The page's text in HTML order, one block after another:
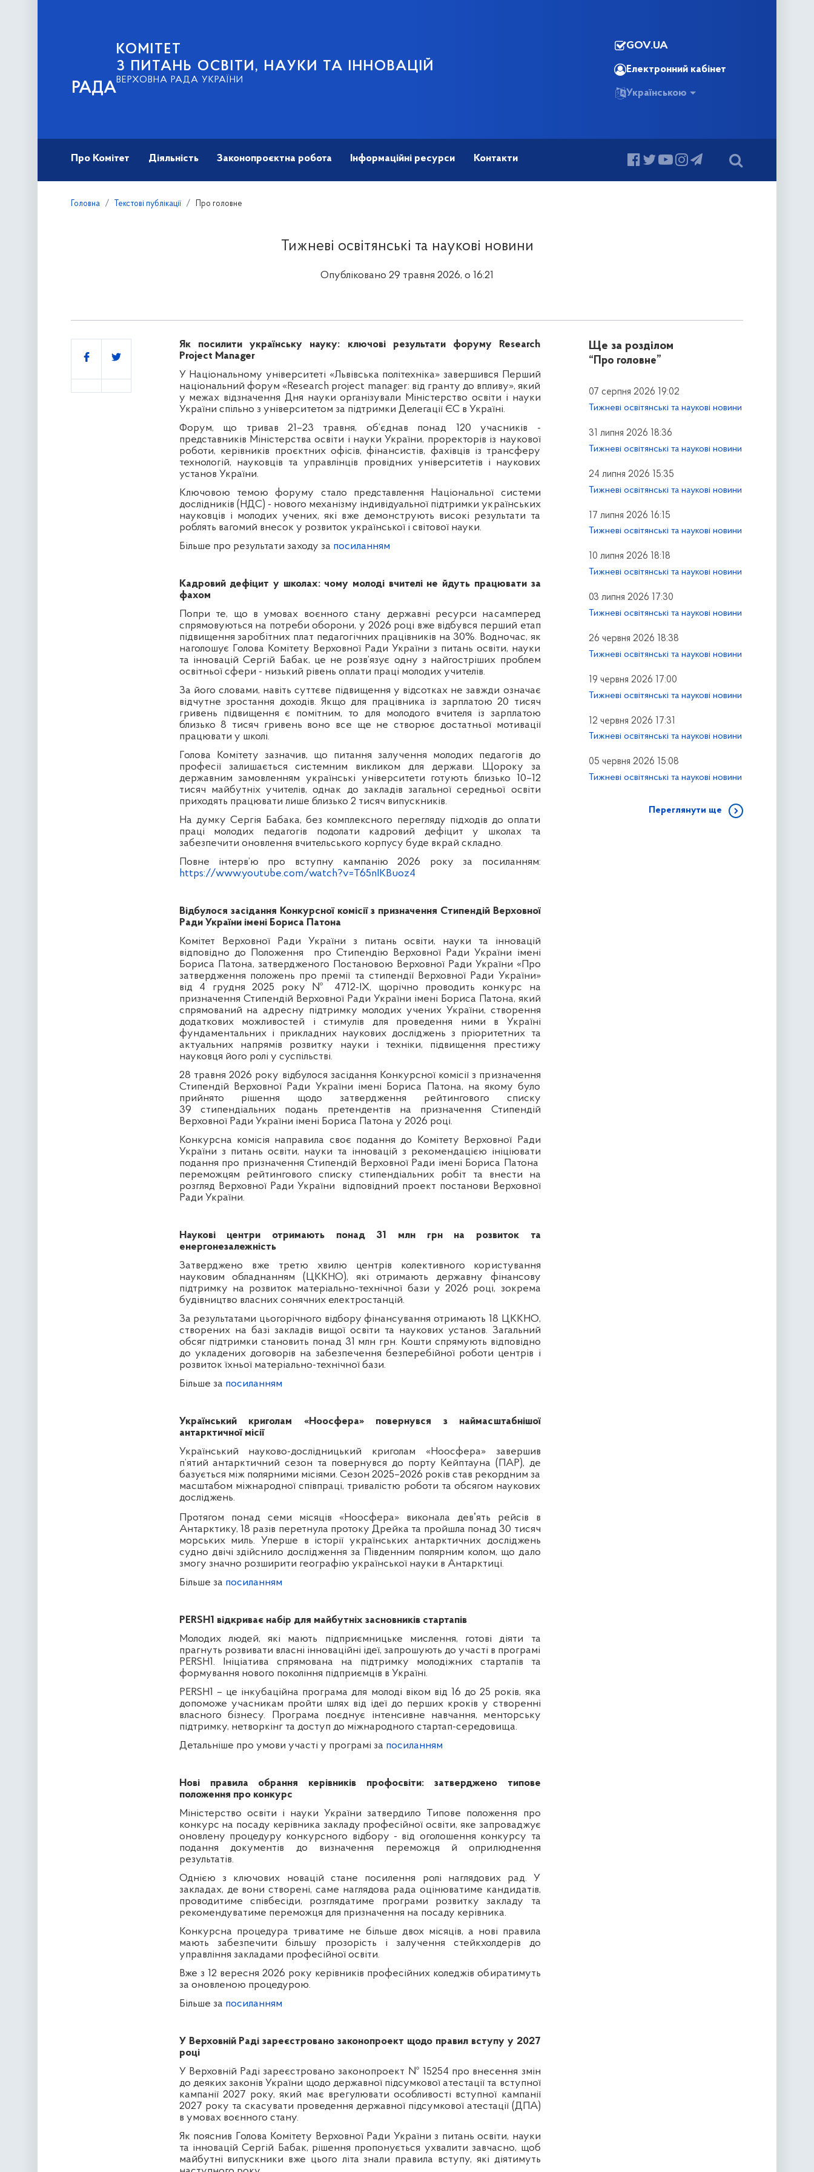
РАДА
КОМІТЕТ
З ПИТАНЬ ОСВІТИ, НАУКИ ТА ІННОВАЦІЙ
ВЕРХОВНА РАДА УКРАЇНИ
GOV.UA
Електронний кабінет
Українською
Про Комітет Діяльність Законопроєктна робота Інформаційні ресурси Контакти
Головна Текстові публікації Про головне
Тижневі освітянські та наукові новини
Опубліковано 29 травня 2026, о 16:21
Як посилити українську науку: ключові результати форуму Research
Project Manager
У Національному університеті «Львівська політехніка» завершився Перший
національний форум «Research project manager: від гранту до впливу», який
у межах відзначення Дня науки організували Міністерство освіти і науки
України спільно з університетом за підтримки Делегації ЄС в Україні.
Форум, що тривав 21–23 травня, об’єднав понад 120 учасників -
представників Міністерства освіти і науки України, проректорів із наукової
роботи, керівників проєктних офісів, фінансистів, фахівців із трансферу
технологій, науковців та управлінців провідних університетів і наукових
установ України.
Ключовою темою форуму стало представлення Національної системи
дослідників (НДС) - нового механізму індивідуальної підтримки українських
науковців і молодих учених, які вже демонструють високі результати та
роблять вагомий внесок у розвиток української і світової науки.
Більше про результати заходу за посиланням
Кадровий дефіцит у школах: чому молоді вчителі не йдуть працювати за
фахом
Попри те, що в умовах воєнного стану державні ресурси насамперед
спрямовуються на потреби оборони, у 2026 році вже відбувся перший етап
підвищення заробітних плат педагогічних працівників на 30%. Водночас, як
наголошує Голова Комітету Верховної Ради України з питань освіти, науки
та інновацій Сергій Бабак, це не розв’язує одну з найгостріших проблем
освітньої сфери - низький рівень оплати праці молодих учителів.
За його словами, навіть суттєве підвищення у відсотках не завжди означає
відчутне зростання доходів. Якщо для працівника із зарплатою 20 тисяч
гривень підвищення є помітним, то для молодого вчителя із зарплатою
близько 8 тисяч гривень воно все ще не створює достатньої мотивації
працювати у школі.
Голова Комітету зазначив, що питання залучення молодих педагогів до
професії залишається системним викликом для держави. Щороку за
державним замовленням українські університети готують близько 10–12
тисяч майбутніх учителів, однак до закладів загальної середньої освіти
приходять працювати лише близько 2 тисяч випускників.
На думку Сергія Бабака, без комплексного перегляду підходів до оплати
праці молодих педагогів подолати кадровий дефіцит у школах та
забезпечити оновлення вчительського корпусу буде вкрай складно.
Повне інтерв’ю про вступну кампанію 2026 року за посиланням:
https://www.youtube.com/watch?v=T65nIKBuoz4
Відбулося засідання Конкурсної комісії з призначення Стипендій Верховної
Ради України імені Бориса Патона
Комітет Верховної Ради України з питань освіти, науки та інновацій
відповідно до Положення
про Стипендію Верховної Ради України імені
Бориса Патона, затвердженого Постановою Верховної Ради України «Про
затвердження положень про премії та стипендії Верховної Ради України»
від 4 грудня 2025 року № 4712-IX, щорічно проводить конкурс на
призначення Стипендій Верховної Ради України імені Бориса Патона, який
спрямований на адресну підтримку молодих учених України, створення
додаткових можливостей і стимулів для проведення ними в Україні
фундаментальних і прикладних наукових досліджень з пріоритетних та
актуальних напрямів розвитку науки і техніки, підвищення престижу
науковця його ролі у суспільстві.
28 травня 2026 року відбулося засідання Конкурсної комісії з призначення
Стипендій Верховної Ради України імені Бориса Патона, на якому було
прийнято рішення щодо затвердження рейтингового списку
39 стипендіальних подань претендентів на призначення Стипендій
Верховної Ради України імені Бориса Патона у 2026 році.
Конкурсна комісія направила своє подання до Комітету Верховної Ради
України з питань освіти, науки та інновацій з рекомендацією ініціювати
подання про призначення Стипендій Верховної Ради імені Бориса Патона
переможцям рейтингового списку стипендіальних робіт та внести на
розгляд Верховної Ради України
відповідний проект постанови Верховної
Ради України.
Наукові центри отримають понад 31 млн грн на розвиток та
енергонезалежність
Затверджено вже третю хвилю центрів колективного користування
науковим обладнанням (ЦККНО), які отримають державну фінансову
підтримку на розвиток матеріально-технічної бази у 2026 році, зокрема
будівництво власних сонячних електростанцій.
За результатами цьогорічного відбору фінансування отримають 18 ЦККНО,
створених на базі закладів вищої освіти та наукових установ. Загальний
обсяг підтримки становить понад 31 млн грн. Кошти спрямують відповідно
до укладених договорів на забезпечення безперебійної роботи центрів і
розвиток їхньої матеріально-технічної бази.
Більше за посиланням
Український криголам «Ноосфера» повернувся з наймасштабнішої
антарктичної місії
Український науково-дослідницький криголам «Ноосфера» завершив
п’ятий антарктичний сезон та повернувся до порту Кейптауна (ПАР), де
базується між полярними місіями. Сезон 2025–2026 років став рекордним за
масштабом міжнародної співпраці, тривалістю роботи та обсягом наукових
досліджень.
Протягом понад семи місяців «Ноосфера» виконала девʼять рейсів в
Антарктику, 18 разів перетнула протоку Дрейка та пройшла понад 30 тисяч
морських миль. Уперше в історії українських антарктичних досліджень
судно двічі здійснило дослідження за Південним полярним колом, що дало
змогу значно розширити географію української науки в Антарктиці.
Більше за посиланням
PERSH1 відкриває набір для майбутніх засновників стартапів
Молодих людей, які мають підприємницьке мислення, готові діяти та
прагнуть розвивати власні інноваційні ідеї, запрошують до участі в програмі
PERSH1. Ініціатива спрямована на підтримку молодіжних стартапів та
формування нового покоління підприємців в Україні.
PERSH1 – це інкубаційна програма для молоді віком від 16 до 25 років, яка
допоможе учасникам пройти шлях від ідеї до перших кроків у створенні
власного бізнесу. Програма поєднує інтенсивне навчання, менторську
підтримку, нетворкінг та доступ до міжнародного стартап-середовища.
Детальніше про умови участі у програмі за посиланням
Нові правила обрання керівників профосвіти: затверджено типове
положення про конкурс
Міністерство освіти і науки України затвердило Типове положення про
конкурс на посаду керівника закладу професійної освіти, яке запроваджує
оновлену процедуру конкурсного відбору - від оголошення конкурсу та
подання документів до визначення переможця й оприлюднення
результатів.
Однією з ключових новацій стане посилення ролі наглядових рад. У
закладах, де вони створені, саме наглядова рада оцінюватиме кандидатів,
проводитиме співбесіди, розглядатиме програми розвитку закладу та
рекомендуватиме переможця для призначення на посаду керівника.
Конкурсна процедура триватиме не більше двох місяців, а нові правила
мають забезпечити більшу прозорість і залучення стейкхолдерів до
управління закладами професійної освіти.
Вже з 12 вересня 2026 року керівників професійних коледжів обиратимуть
за оновленою процедурою.
Більше за посиланням
У Верховній Раді зареєстровано законопроект щодо правил вступу у 2027
році
У Верховній Раді зареєстровано законопроект № 15254 про внесення змін
до деяких законів України щодо державної підсумкової атестації та вступної
кампанії 2027 року, який має врегулювати особливості вступної кампанії
2027 року та скасувати проведення державної підсумкової атестації (ДПА)
в умовах воєнного стану.
Як пояснив Голова Комітету Верховної Ради України з питань освіти, науки
та інновацій Сергій Бабак, рішення пропонується ухвалити завчасно, щоб
майбутні випускники вже цього літа знали правила вступу, які діятимуть
Поділитись
Ще за розділом
“Про головне”
07 серпня 2026 19:02
Тижневі освітянські та наукові новини
31 липня 2026 18:36
Тижневі освітянські та наукові новини
24 липня 2026 15:35
Тижневі освітянські та наукові новини
17 липня 2026 16:15
Тижневі освітянські та наукові новини
10 липня 2026 18:18
Тижневі освітянські та наукові новини
03 липня 2026 17:30
Тижневі освітянські та наукові новини
26 червня 2026 18:38
Тижневі освітянські та наукові новини
19 червня 2026 17:00
Тижневі освітянські та наукові новини
12 червня 2026 17:31
Тижневі освітянські та наукові новини
05 червня 2026 15:08
Тижневі освітянські та наукові новини
Переглянути ще